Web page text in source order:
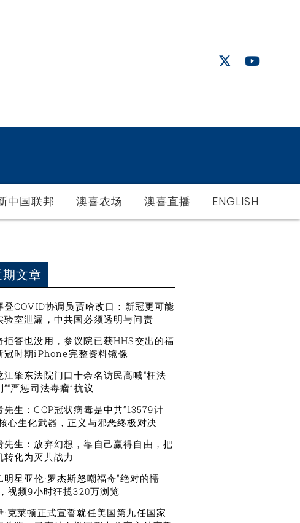
中国联邦 澳喜农场 澳喜直播 ENGLISH
期文章
登COVID协调员贾哈改口：新冠更可能
验室泄漏，中共国必须透明与问责
拒答也没用，参议院已获HHS交出的福
冠时期iPhone完整资料镜像
江肇东法院门口十余名访民高喊“枉法
”“严惩司法毒瘤”抗议
先生：CCP冠状病毒是中共“13579计
心生化武器，正义与邪恶终极对决
先生：放弃幻想，靠自己赢得自由，把
转化为灭共战力
明星亚伦·罗杰斯怒嘲福奇“绝对的懦
视频9小时狂揽320万浏览
·克莱顿正式宣誓就任美国第九任国家